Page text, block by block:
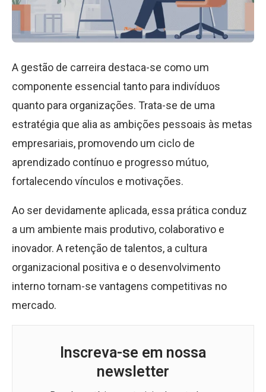
A gestão de carreira destaca-se como um
componente essencial tanto para indivíduos
quanto para organizações. Trata-se de uma
estratégia que alia as ambições pessoais às metas
empresariais, promovendo um ciclo de
aprendizado contínuo e progresso mútuo,
fortalecendo vínculos e motivações.
Ao ser devidamente aplicada, essa prática conduz
a um ambiente mais produtivo, colaborativo e
inovador. A retenção de talentos, a cultura
organizacional positiva e o desenvolvimento
interno tornam-se vantagens competitivas no
mercado.
Inscreva-se em nossa
newsletter